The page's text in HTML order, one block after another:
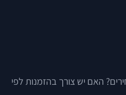
האם יש צורך בהזמנות לפי